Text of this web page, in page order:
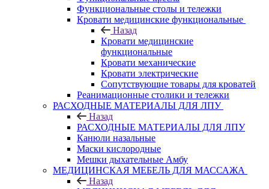
Функциональные столы и тележки
Кровати медицинские функциональные
Назад
Кровати медицинские
функциональные
Кровати механические
Кровати электрические
Сопутствующие товары для кроватей
Реанимационные столики и тележки
РАСХОДНЫЕ МАТЕРИАЛЫ ДЛЯ ЛПУ
Назад
РАСХОДНЫЕ МАТЕРИАЛЫ ДЛЯ ЛПУ
Канюли назальные
Маски кислородные
Мешки дыхательные Амбу
МЕДИЦИНСКАЯ МЕБЕЛЬ ДЛЯ МАССАЖА
Назад